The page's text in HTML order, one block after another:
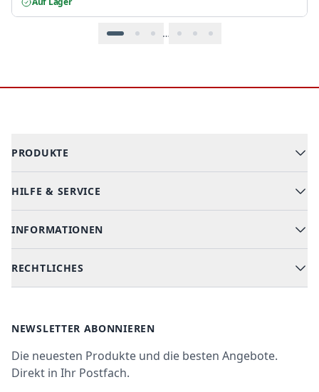
…
PRODUKTE
Alle Kategorien
Kühlen & Gefrieren
HILFE & SERVICE
Hilfe & FAQ
INFORMATIONEN
Über uns
RECHTLICHES
Datenschutz
Widerrufsrecht
NEWSLETTER ABONNIEREN
Die neuesten Produkte und die besten Angebote.
Direkt in Ihr Postfach.